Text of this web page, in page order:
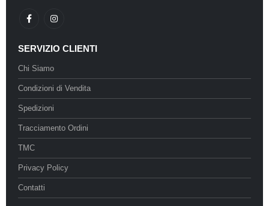
SERVIZIO CLIENTI
Chi Siamo
Condizioni di Vendita
Spedizioni
Tracciamento Ordini
TMC
Privacy Policy
Contatti